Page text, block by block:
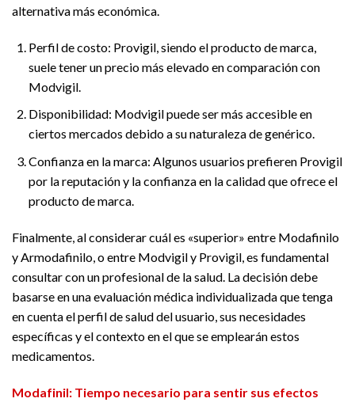
alternativa más económica.
Perfil de costo: Provigil, siendo el producto de marca,
suele tener un precio más elevado en comparación con
Modvigil.
Disponibilidad: Modvigil puede ser más accesible en
ciertos mercados debido a su naturaleza de genérico.
Confianza en la marca: Algunos usuarios prefieren Provigil
por la reputación y la confianza en la calidad que ofrece el
producto de marca.
Finalmente, al considerar cuál es «superior» entre Modafinilo
y Armodafinilo, o entre Modvigil y Provigil, es fundamental
consultar con un profesional de la salud. La decisión debe
basarse en una evaluación médica individualizada que tenga
en cuenta el perfil de salud del usuario, sus necesidades
específicas y el contexto en el que se emplearán estos
medicamentos.
Modafinil: Tiempo necesario para sentir sus efectos